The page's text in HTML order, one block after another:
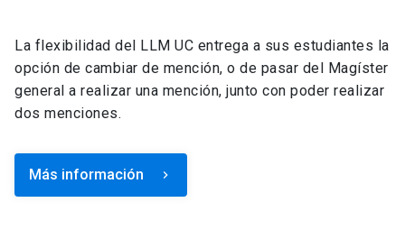
La flexibilidad del LLM UC entrega a sus estudiantes la
opción de cambiar de mención, o de pasar del Magíster
general a realizar una mención, junto con poder realizar
dos menciones.
Más información keyboard_arrow_right